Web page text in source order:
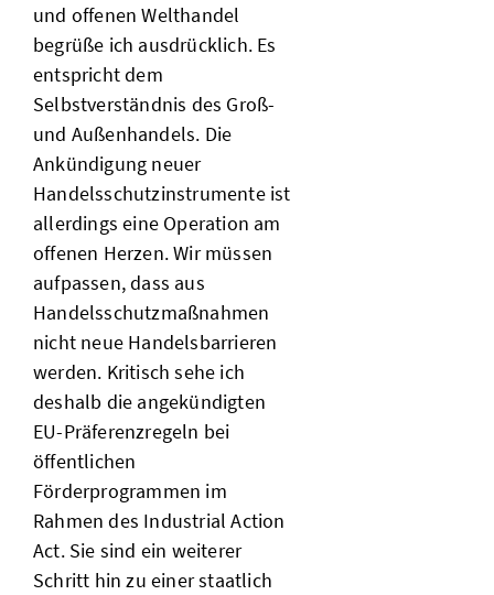
und offenen Welthandel
begrüße ich ausdrücklich. Es
entspricht dem
Selbstverständnis des Groß-
und Außenhandels. Die
Ankündigung neuer
Handelsschutzinstrumente ist
allerdings eine Operation am
offenen Herzen. Wir müssen
aufpassen, dass aus
Handelsschutzmaßnahmen
nicht neue Handelsbarrieren
werden. Kritisch sehe ich
deshalb die angekündigten
EU-Präferenzregeln bei
öffentlichen
Förderprogrammen im
Rahmen des Industrial Action
Act. Sie sind ein weiterer
Schritt hin zu einer staatlich